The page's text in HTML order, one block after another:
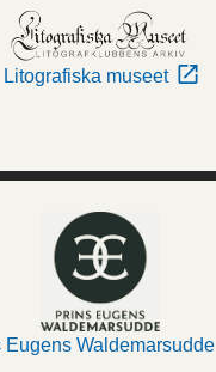
Litografiska museet
Eugens Waldemarsudde